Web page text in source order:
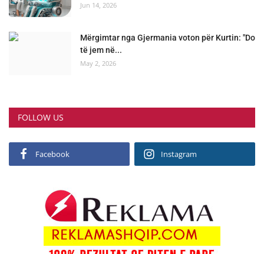
Jun 14, 2026
Mërgimtar nga Gjermania voton për Kurtin: "Do
të jem në...
May 2, 2026
FOLLOW US
Facebook Instagram